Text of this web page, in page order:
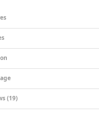
(19)